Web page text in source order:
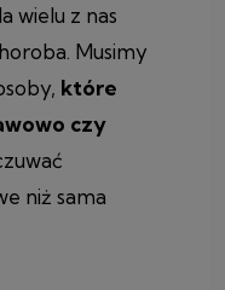
wielu z nas
Musimy
które
czy
niż sama